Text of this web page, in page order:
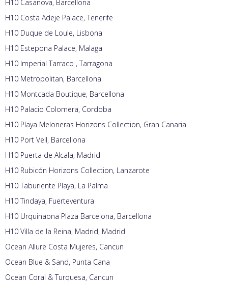
H10 Casanova, Barcellona
H10 Costa Adeje Palace, Tenerife
H10 Duque de Loule, Lisbona
H10 Estepona Palace, Malaga
H10 Imperial Tarraco , Tarragona
H10 Metropolitan, Barcellona
H10 Montcada Boutique, Barcellona
H10 Palacio Colomera, Cordoba
H10 Playa Meloneras Horizons Collection, Gran Canaria
H10 Port Vell, Barcellona
H10 Puerta de Alcala, Madrid
H10 Rubicón Horizons Collection, Lanzarote
H10 Taburiente Playa, La Palma
H10 Tindaya, Fuerteventura
H10 Urquinaona Plaza Barcelona, Barcellona
H10 Villa de la Reina, Madrid, Madrid
Ocean Allure Costa Mujeres, Cancun
Ocean Blue & Sand, Punta Cana
Ocean Coral & Turquesa, Cancun